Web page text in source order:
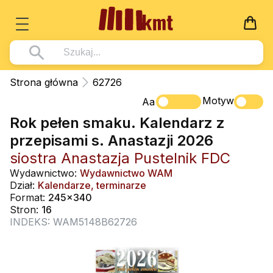
Książki
Wszystko z kategorii - Książki
Pismo Święte
Kościół Katolicki
Duszpasterstwo
Teologia
Życie chrześcijańskie
Wszystko z kategorii - Multimedia
DVD
CD-ROM
Muzyka
Rekolekcje i inne na CD
Muzyka klasyczna
Dla Dzieci
Wszystko z kategorii - Dla Dzieci
Literatura (D)
Płyty, DVD (D)
Podręczniki i pomoce dydaktyczne
Podręczniki
Wszystko z kategorii - Podręczniki
Podręczniki i pomoce dydaktyczne
Zabawa i Nauka
Nowości
Zaloguj się
Strona główna
62726
Aa
Motyw
Rok pełen smaku. Kalendarz z
przepisami s. Anastazji 2026
siostra Anastazja Pustelnik FDC
Wydawnictwo: Wydawnictwo WAM
Dział: Kalendarze, terminarze
Format: 245x340
Stron: 16
INDEKS: WAM5148B62726